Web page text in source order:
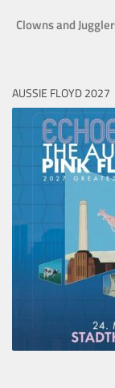
Clowns and
AUSSIE FLOYD 2027